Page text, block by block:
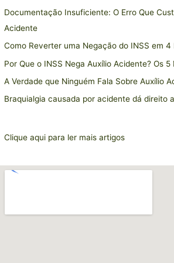
Documentação Insuficiente: O Erro Que
Acidente
Como Reverter uma Negação do INSS em
Por Que o INSS Nega Auxílio Acidente? Os
A Verdade que Ninguém Fala Sobre Auxílio
Braquialgia causada por acidente dá direito
Clique aqui para ler mais artigos